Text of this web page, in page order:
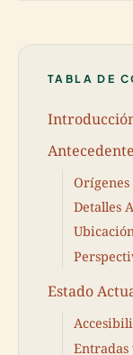
TABLA DE
Orígenes
Detalles
Estado
Entradas